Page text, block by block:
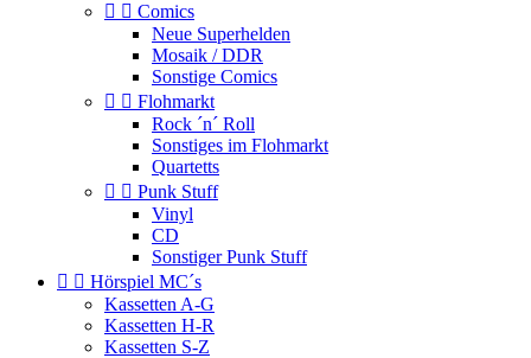
  Comics
Neue Superhelden
Mosaik / DDR
Sonstige Comics
  Flohmarkt
Rock ´n´ Roll
Sonstiges im Flohmarkt
Quartetts
  Punk Stuff
Vinyl
CD
Sonstiger Punk Stuff
  Hörspiel MC´s
Kassetten A-G
Kassetten H-R
Kassetten S-Z